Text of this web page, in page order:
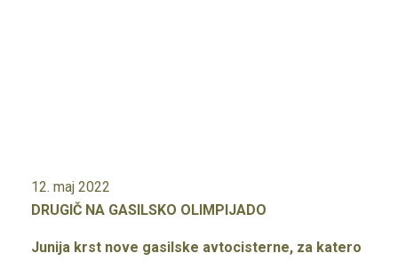
12. maj 2022
DRUGIČ NA GASILSKO OLIMPIJADO
Junija krst nove gasilske avtocisterne, za katero